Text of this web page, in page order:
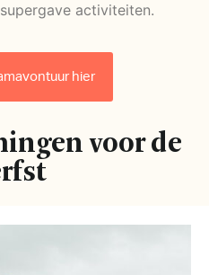
activiteiten.
hier
voor de